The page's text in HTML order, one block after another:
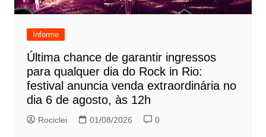
Informe
Última chance de garantir ingressos
para qualquer dia do Rock in Rio:
festival anuncia venda extraordinária no
dia 6 de agosto, às 12h
Rociclei 01/08/2026 0